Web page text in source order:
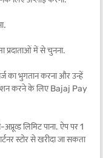
प्रदाताओं में से चुनना.
का भुगतान करना और उन्हें
करने के लिए Bajaj Pay
लिमिट पाना. ऐप पर 1
स्टोर से खरीदा जा सकता